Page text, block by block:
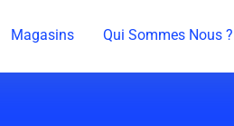
Magasins Qui Sommes Nous ?